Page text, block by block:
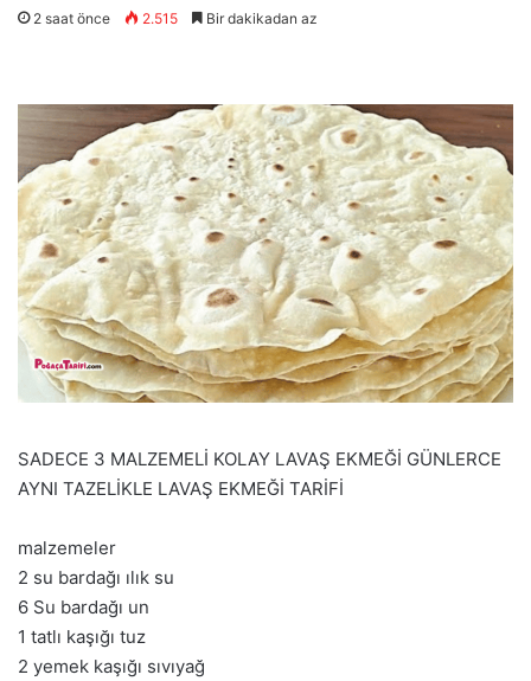
2 saat önce 2.515 Bir dakikadan az
SADECE 3 MALZEMELİ KOLAY LAVAŞ EKMEĞİ GÜNLERCE
AYNI TAZELİKLE LAVAŞ EKMEĞİ TARİFİ
malzemeler
2 su bardağı ılık su
6 Su bardağı un
1 tatlı kaşığı tuz
2 yemek kaşığı sıvıyağ